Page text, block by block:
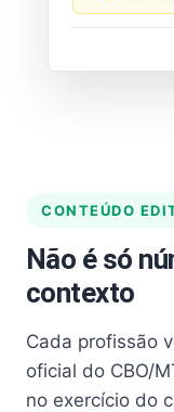
CONTEÚDO
Não é só
contexto
Cada profissão
oficial do CBO/
no exercício do